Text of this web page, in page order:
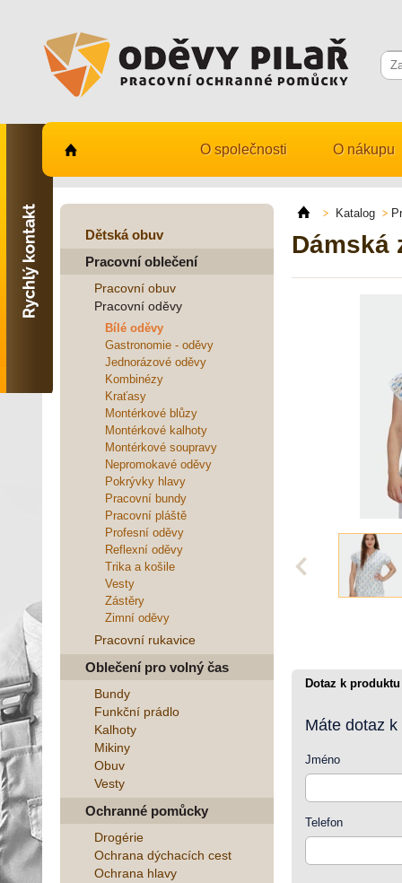
O společnosti O nákupu
Dětská obuv
Pracovní oblečení
Pracovní obuv
Pracovní oděvy
Bílé oděvy
Gastronomie - oděvy
Jednorázové oděvy
Kombinézy
Kraťasy
Montérkové blůzy
Montérkové kalhoty
Montérkové soupravy
Nepromokavé oděvy
Pokrývky hlavy
Pracovní bundy
Pracovní pláště
Profesní oděvy
Reflexní oděvy
Trika a košile
Vesty
Zástěry
Zimní oděvy
Pracovní rukavice
Oblečení pro volný čas
Bundy
Funkční prádlo
Kalhoty
Mikiny
Obuv
Vesty
Ochranné pomůcky
Drogérie
Ochrana dýchacích cest
Ochrana hlavy
Katalog
Dámská
Dotaz k produktu
Máte dotaz
Jméno
Telefon
Kontaktujte nás
731 482 530
info@odevy-pilar.cz
Provozovna:
Hradec Králové
Provozovna:
Stavební 1140, 500 03
Hradec Králové